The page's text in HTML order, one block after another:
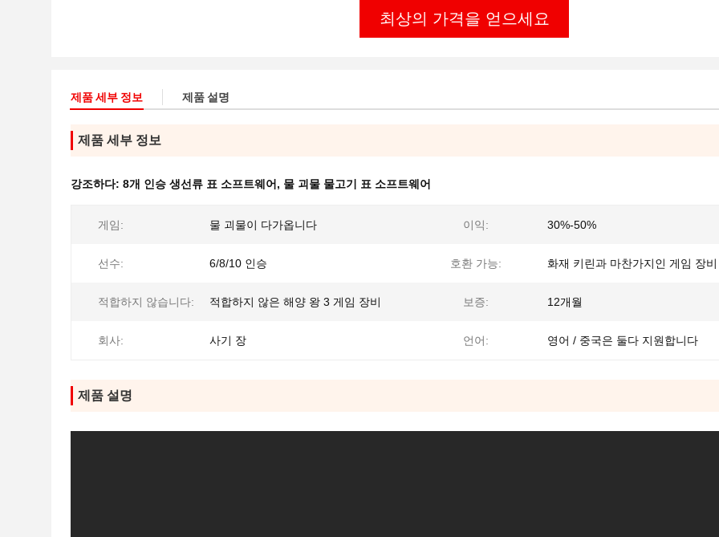
최상의 가격을 얻으세요
제품 세부 정보 제품 설명
제품 세부 정보
강조하다: 8개 인승 생선류 표 소프트웨어 , 물 괴물 물고기 표 소프트웨어
게임: 물 괴물이 다가옵니다 이익: 30%-50%
선수: 6/8/10 인승 호환 가능: 화재 키린과 마찬가지인 게임 장비
적합하지 않습니다: 적합하지 않은 해양 왕 3 게임 장비 보증: 12개월
회사: 사기 장 언어: 영어 / 중국은 둘다 지원합니다
제품 설명